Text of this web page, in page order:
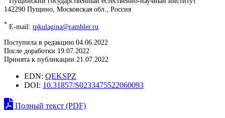
142290 Пущино, Московская обл., Россия
* E-mail: tpkulagina@rambler.ru
Поступила в редакцию 04.06.2022
После доработки 19.07.2022
Принята к публикации 21.07.2022
EDN: QEKSPZ
DOI: 10.31857/S0233475522060093
Полный текст (PDF)